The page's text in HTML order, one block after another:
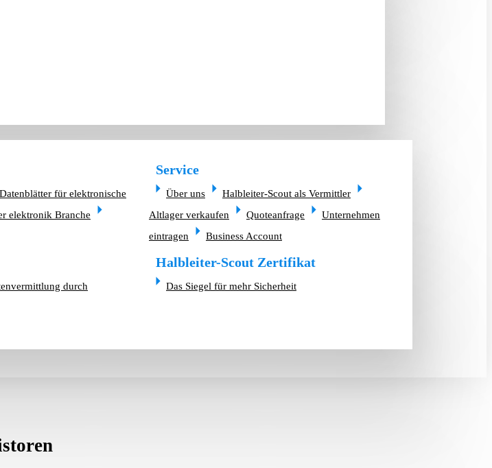
Datenblätter für elektronische
elektronik Branche
Service
Über uns
Halbleiter-Scout als Vermittler
Altlager verkaufen
Quoteanfrage
Unternehmen
eintragen
Business Account
durch
Halbleiter-Scout Zertifikat
Das Siegel für mehr Sicherheit